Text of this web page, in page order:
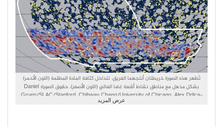
تُظهر هذه الصورة خريطتان أنتجهما الفريق. تتداخل كثافة المادة المظلمة (اللون الأحمر)
بشكل مذهل مع مناطق نشاط أشعة غاما العالي (اللون الأصفر). حقوق الصورة: Daniel
Gruen/SLAC/Stanford, Chihway Chang/University of Chicago, Alex Drlica-
Wagner/Fermilab
عرض المزيد